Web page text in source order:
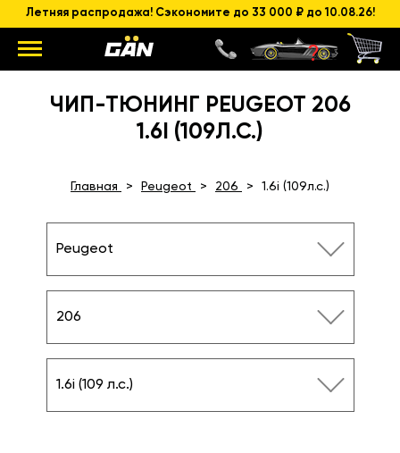
Летняя распродажа! Сэкономите до 33 000 ₽ до 10.08.26!
ЧИП-ТЮНИНГ PEUGEOT 206
1.6I (109Л.С.)
Главная Peugeot 206 1.6i (109л.с.)
Peugeot
206
1.6i (109 л.с.)